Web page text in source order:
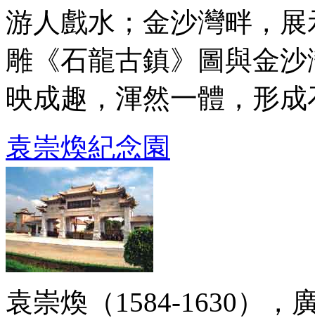
游人戲水；金沙灣畔，
雕《石龍古鎮》圖與金
映成趣，渾然一體，形
袁崇煥紀念園
袁崇煥（1584-1630），